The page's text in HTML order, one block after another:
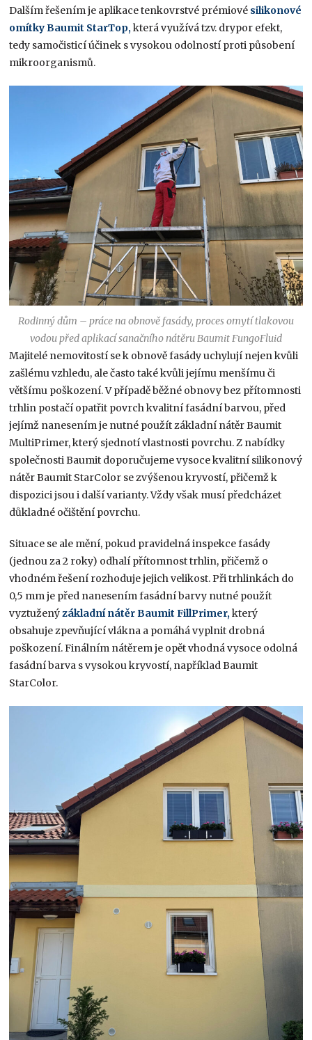
Dalším řešením je aplikace tenkovrstvé prémiové silikonové
omítky Baumit StarTop,která využívá tzv. drypor efekt,
tedy samočisticí účinek s vysokou odolností proti působení
mikroorganismů.
Rodinný dům – práce na obnově fasády, proces omytí tlakovou
vodou před aplikací sanačního nátěru Baumit FungoFluid
Majitelé nemovitostí se k obnově fasády uchylují nejen kvůli
zašlému vzhledu, ale často také kvůli jejímu menšímu či
většímu poškození. V případě běžné obnovy bez přítomnosti
trhlin postačí opatřit povrch kvalitní fasádní barvou, před
jejímž nanesením je nutné použít základní nátěr Baumit
MultiPrimer, který sjednotí vlastnosti povrchu. Z nabídky
společnosti Baumit doporučujeme vysoce kvalitní silikonový
nátěr Baumit StarColor se zvýšenou kryvostí, přičemž k
dispozici jsou i další varianty. Vždy však musí předcházet
důkladné očištění povrchu.
Situace se ale mění, pokud pravidelná inspekce fasády
(jednou za 2 roky) odhalí přítomnost trhlin, přičemž o
vhodném řešení rozhoduje jejich velikost. Při trhlinkách do
0,5 mm je před nanesením fasádní barvy nutné použít
vyztuženýzákladní nátěr Baumit FillPrimer,který
obsahuje zpevňující vlákna a pomáhá vyplnit drobná
poškození. Finálním nátěrem je opět vhodná vysoce odolná
fasádní barva s vysokou kryvostí, například Baumit
StarColor.